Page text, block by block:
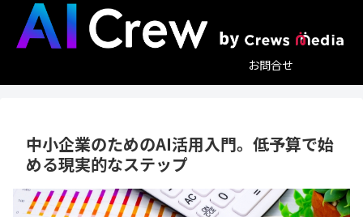
お問合せ
中小企業のためのAI活用入門。低予算で始
める現実的なステップ